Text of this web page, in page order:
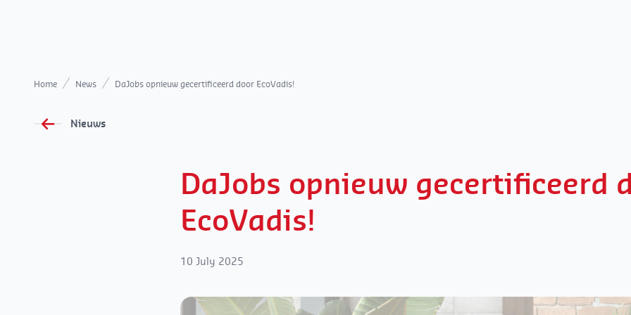
Home News DaJobs opnieuw gecertificeerd door EcoVadis!
Nieuws
DaJobs opnieuw gecertificeerd
EcoVadis!
10 July 2025